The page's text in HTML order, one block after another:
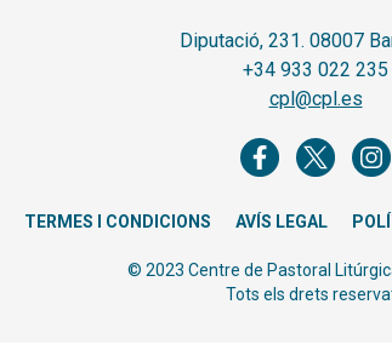
Diputació, 231. 08007
+34 933 022 235
cpl@cpl.es
TERMES I CONDICIONS AVÍS LEGAL
© 2023 Centre de Pastoral
Tots els drets